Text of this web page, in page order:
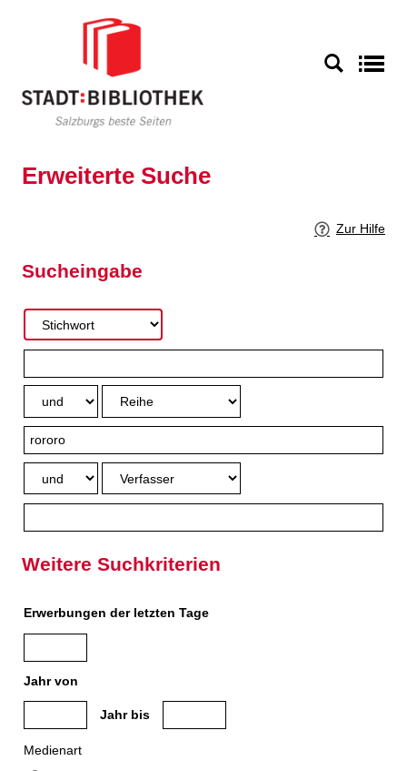
Erweiterte Suche
Zur Hilfe
Sucheingabe
Weitere Suchkriterien
Erwerbungen der letzten Tage
Jahr von
Medien anzeigen, die nach dem Jahr veröffentlicht wurden
Jahr bis
Medienart